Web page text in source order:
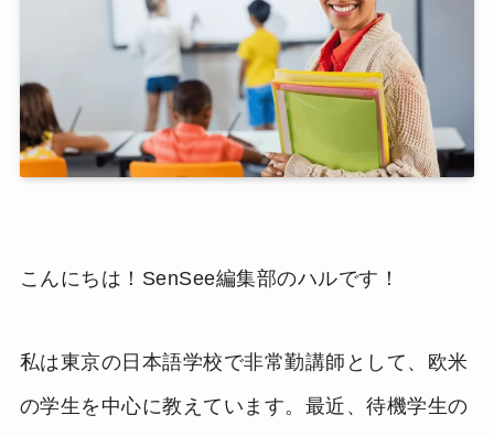
こんにちは！SenSee編集部のハルです！
私は東京の日本語学校で非常勤講師として、欧米
の学生を中心に教えています。最近、待機学生の